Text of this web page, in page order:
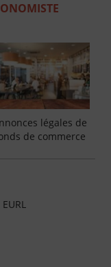
légales de
de commerce